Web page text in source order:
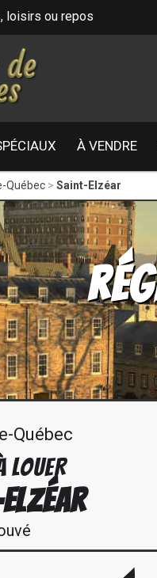
loisirs ou repos
À VENDRE
Québec Saint-Elzéar
Québec
LOUER